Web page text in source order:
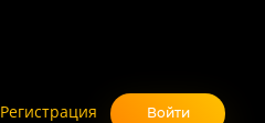
Регистрация Войти